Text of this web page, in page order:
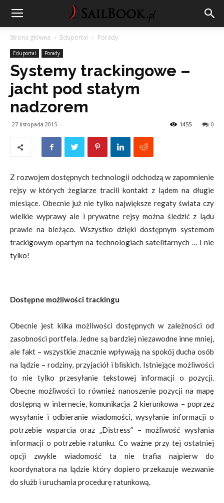
Strona główna Eduportal Porady
Eduportal Porady
Systemy trackingowe –
jacht pod stałym
nadzorem
27 listopada 2015 0
1455
Z rozwojem dostępnych technologii odchodzą w zapomnienie
rejsy w których żeglarze tracili kontakt z lądem na długie
miesiące. Obecnie już nie tylko największe regaty świata czy
wielkie wyprawy ale i prywatne rejsy można śledzić z lądu
prawie na bieżąco. Wszystko dzięki dostępnym systemom
trackigowym opartym na technologiach satelitarnych … i nie
tylko!
Dostępne możliwości trackingu
Obecnie jest kilka możliwości dostępnych w zależności od
zasobności portfela. Jedne są bardziej niezawodne inne mniej,
ale fakt – wszystkie znacznie wpływają na spokój ducha osób
na lądzie – rodziny, przyjaciół i bliskich. Istniejące możliwości
to nie tylko przesyłanie tekstowej informacji o pozycji.
Obecne możliwości to również nanoszenie pozycji na mapę
dostępną w internecie, komunikacja 2 kierunkowa – poprzez
wysyłanie i odbieranie wiadomości, wysyłanie informacji o
potrzebie wsparcia oraz „Distress” – możliwość wysłania
informacji o potrzebie ratunku. Co ważne przy tej ostatniej
opcji zwykle wiadomość ta nie trafia najpierw do
koordynatora na lądzie który dopiero przekazuje wezwanie
do służb i uruchamia procedurę ratunkową.